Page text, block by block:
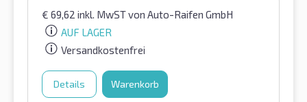
€ 69,62 inkl. MwSTvon Auto-Raifen GmbH
AUF LAGER
Versandkostenfrei
Details Warenkorb